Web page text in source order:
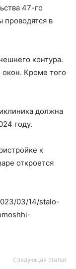
47-го
проводятся в
контура.
Кроме того
должна
году.
к
откроется
03/14/stalo-
Следующая статья